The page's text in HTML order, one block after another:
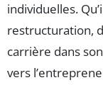
individuelles.
restructuration,
carrière dans
vers